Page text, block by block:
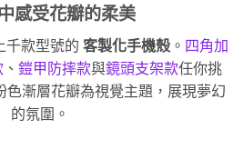
感受花瓣的柔美
千款型號的 客製化手機殼 。 四角加
、 鎧甲防摔款與鏡頭支架款任你挑
色漸層花瓣為視覺主題，展現夢幻
的氛圍。